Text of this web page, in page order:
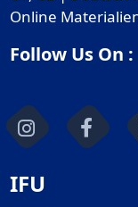
Online
Follow Us On :
IFU